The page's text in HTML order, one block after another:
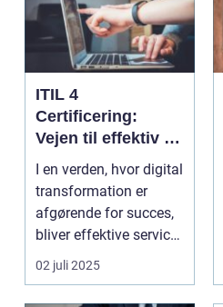
ITIL 4
Certificering:
Vejen til effektiv IT-
service
management
I en verden, hvor digital
transformation er
afgørende for succes,
bliver effektive service
ma...
02 juli 2025